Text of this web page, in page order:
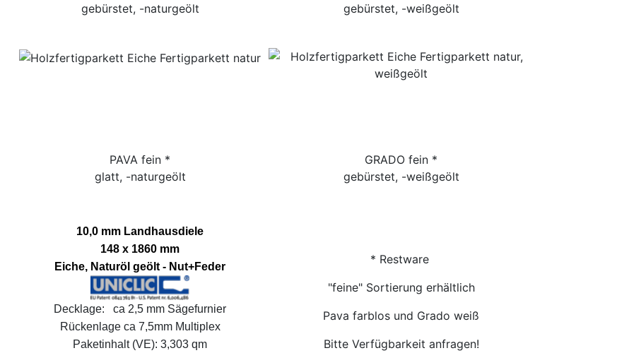
gebürstet, -naturgeölt
gebürstet, -weißgeölt
PAVA fein *
glatt, -naturgeölt
GRADO fein *
gebürstet, -weißgeölt
10,0 mm Landhausdiele
148 x 1860 mm
Eiche, Naturöl geölt - Nut+Feder
Decklage: ca 2,5 mm Sägefurnier
Rückenlage ca 7,5mm Multiplex
Paketinhalt (VE): 3,303 qm
* Restware
"feine" Sortierung erhältlich
Pava farblos und Grado weiß
Bitte Verfügbarkeit anfragen!